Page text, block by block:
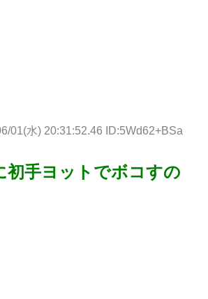
01(水) 20:31:52.46 ID:5Wd62+BSa
初手ヨットでボコすの